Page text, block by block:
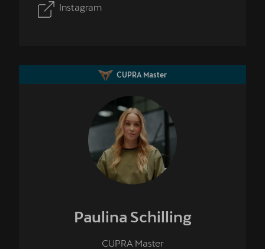
Instagram
CUPRA Master
Paulina Schilling
CUPRA Master